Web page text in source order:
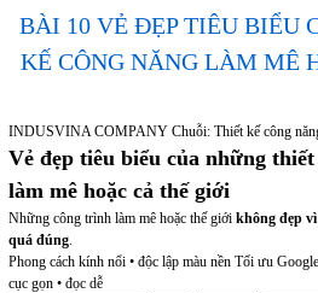
BÀI 10 VẺ ĐẸP TIÊU BIỂU
KẾ CÔNG NĂNG LÀM MÊ
INDUSVINA COMPANY Chuỗi: Thiết kế công
Vẻ đẹp tiêu biểu của những thiết
làm mê hoặc cả thế giới
Những công trình làm mê hoặc thế giới không đẹp
quá đúng.
Phong cách kính nổi • độc lập màu nền Tối ưu
cục gọn • đọc dễ